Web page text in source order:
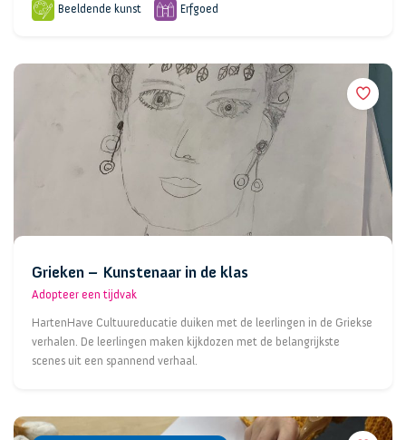
Beeldende kunst Erfgoed
Grieken – Kunstenaar in de klas
Adopteer een tijdvak
HartenHave Cultuureducatie duiken met de leerlingen in de Griekse
verhalen. De leerlingen maken kijkdozen met de belangrijkste
scenes uit een spannend verhaal.